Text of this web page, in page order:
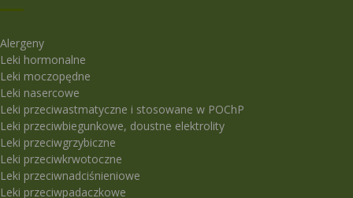
Alergeny
Leki hormonalne
Leki moczopędne
Leki nasercowe
Leki przeciwastmatyczne i stosowane w POChP
Leki przeciwbiegunkowe, doustne elektrolity
Leki przeciwgrzybiczne
Leki przeciwkrwotoczne
Leki przeciwnadciśnieniowe
Leki przeciwpadaczkowe